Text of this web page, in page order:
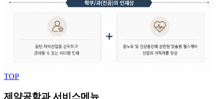
TOP
제약공학과 서비스메뉴